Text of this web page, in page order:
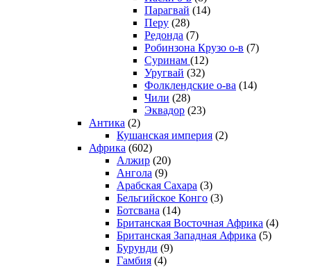
Парагвай (14)
Перу (28)
Редонда (7)
Робинзона Крузо о-в (7)
Суринам (12)
Уругвай (32)
Фолклендские о-ва (14)
Чили (28)
Эквадор (23)
Антика (2)
Кушанская империя (2)
Африка (602)
Алжир (20)
Ангола (9)
Арабская Сахара (3)
Бельгийское Конго (3)
Ботсвана (14)
Британская Восточная Африка (4)
Британская Западная Африка (5)
Бурунди (9)
Гамбия (4)